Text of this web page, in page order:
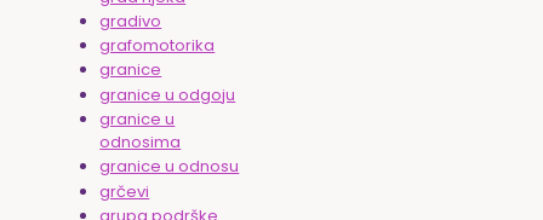
gradivo
grafomotorika
granice
granice u odgoju
granice u
odnosima
granice u odnosu
grčevi